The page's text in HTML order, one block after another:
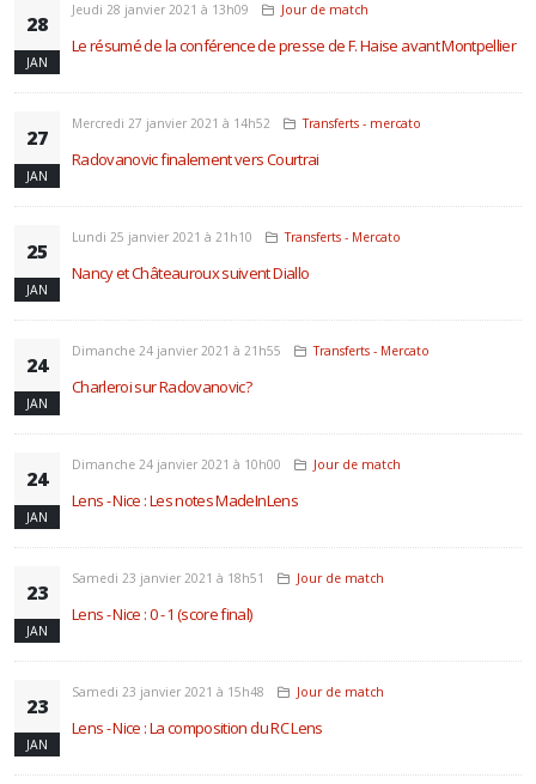
28
JAN
Jeudi 28 janvier 2021 à 13h09 Jour de match
Le résumé de la conférence de presse de F. Haise avant Montpellier
27
JAN
Mercredi 27 janvier 2021 à 14h52 Transferts - mercato
Radovanovic finalement vers Courtrai
25
JAN
Lundi 25 janvier 2021 à 21h10 Transferts - Mercato
Nancy et Châteauroux suivent Diallo
24
JAN
Dimanche 24 janvier 2021 à 21h55 Transferts - Mercato
Charleroi sur Radovanovic?
24
JAN
Dimanche 24 janvier 2021 à 10h00 Jour de match
Lens - Nice : Les notes MadeInLens
23
JAN
Samedi 23 janvier 2021 à 18h51 Jour de match
Lens - Nice : 0 - 1 (score final)
23
JAN
Samedi 23 janvier 2021 à 15h48 Jour de match
Lens - Nice : La composition du RC Lens